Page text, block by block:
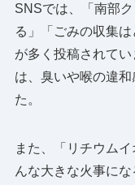
SNSでは、「南部
る」「ごみの収集
が多く投稿されて
は、臭いや喉の違
た。
また、「リチウム
んな大きな火事に